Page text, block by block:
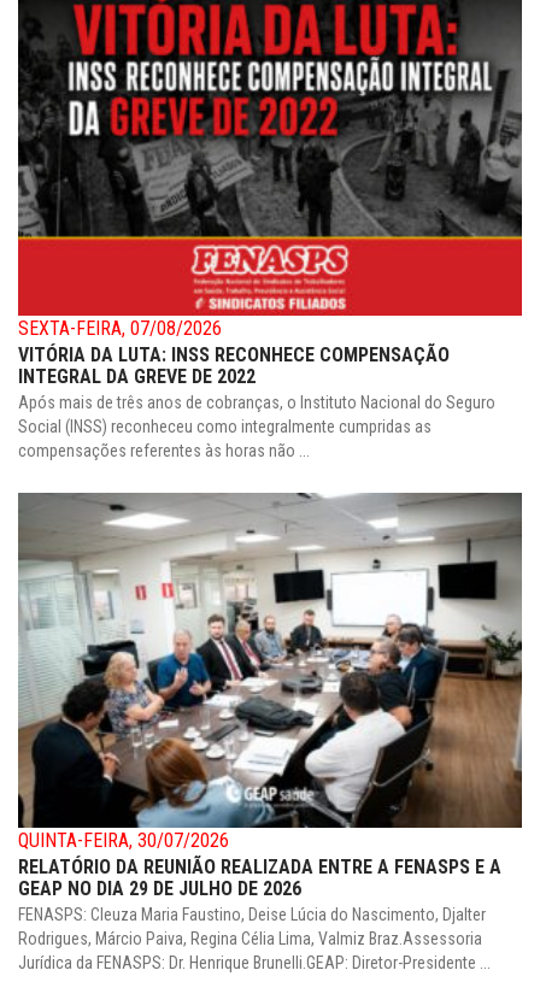
SEXTA-FEIRA, 07/08/2026
VITÓRIA DA LUTA: INSS RECONHECE COMPENSAÇÃO
INTEGRAL DA GREVE DE 2022
Após mais de três anos de cobranças, o Instituto Nacional do Seguro
Social (INSS) reconheceu como integralmente cumpridas as
compensações referentes às horas não ...
QUINTA-FEIRA, 30/07/2026
RELATÓRIO DA REUNIÃO REALIZADA ENTRE A FENASPS E A
GEAP NO DIA 29 DE JULHO DE 2026
FENASPS: Cleuza Maria Faustino, Deise Lúcia do Nascimento, Djalter
Rodrigues, Márcio Paiva, Regina Célia Lima, Valmiz Braz.Assessoria
Jurídica da FENASPS: Dr. Henrique Brunelli.GEAP: Diretor-Presidente ...